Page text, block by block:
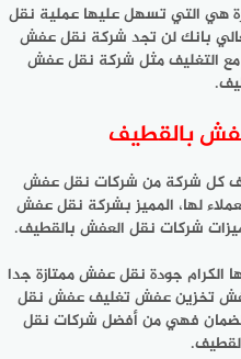
هي التي تسهل عليها عملية نقل
بانك لن تجد شركة نقل عفش
التغليف مثل شركة نقل عفش
بالقطيف
كل شركة من شركات نقل عفش
لها، المميز بشركة نقل عفش
شركات نقل العفش بالقطيف.
جودة نقل عفش ممتازة جدا
تخزين عفش تغليف عفش نقل
فهي من أفضل شركات نقل